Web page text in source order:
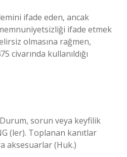
ifade eden, ancak
ifade etmek
olmasına rağmen,
civarında kullanıldığı
sorun veya keyfilik
(ler). Toplanan kanıtlar
aksesuarlar (Huk.)